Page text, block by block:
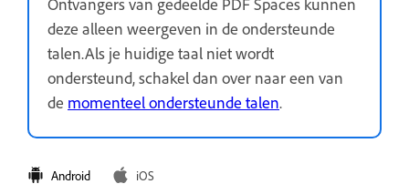
deze alleen weergeven in de ondersteunde
talen.Als je huidige taal niet wordt
ondersteund, schakel dan over naar een van
de momenteel ondersteunde talen.
Android iOS